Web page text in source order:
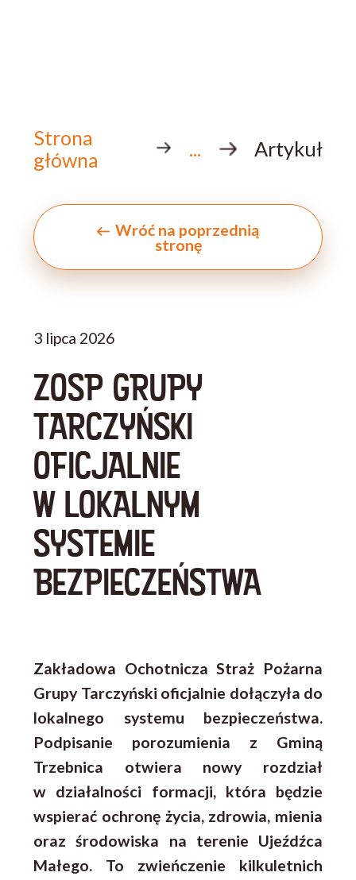
Strona
główna
... Artykuł
Wróć na poprzednią
stronę
3 lipca 2026
ZOSP GRUPY
TARCZYŃSKI
OFICJALNIE
W LOKALNYM
SYSTEMIE
BEZPIECZEŃSTWA
Zakładowa Ochotnicza Straż Pożarna
Grupy Tarczyński oficjalnie dołączyła do
lokalnego systemu bezpieczeństwa.
Podpisanie porozumienia z Gminą
Trzebnica otwiera nowy rozdział
w działalności formacji, która będzie
wspierać ochronę życia, zdrowia, mienia
oraz środowiska na terenie Ujeźdźca
Małego. To zwieńczenie kilkuletnich